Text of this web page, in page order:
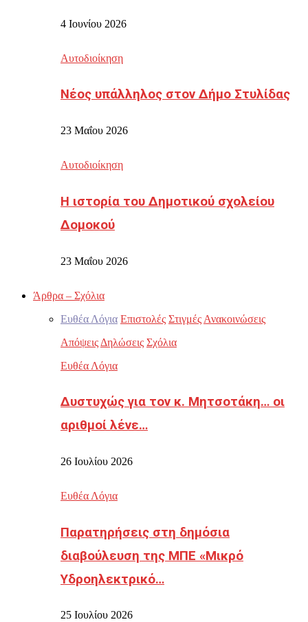
4 Ιουνίου 2026
Αυτοδιοίκηση
Νέος υπάλληλος στον Δήμο Στυλίδας
23 Μαΐου 2026
Αυτοδιοίκηση
Η ιστορία του Δημοτικού σχολείου
Δομοκού
23 Μαΐου 2026
Άρθρα – Σχόλια
Ευθέα Λόγια Επιστολές Στιγμές Ανακοινώσεις
Απόψεις Δηλώσεις Σχόλια
Ευθέα Λόγια
Δυστυχώς για τον κ. Μητσοτάκη… οι
αριθμοί λένε…
26 Ιουλίου 2026
Ευθέα Λόγια
Παρατηρήσεις στη δημόσια
διαβούλευση της ΜΠΕ «Μικρό
Υδροηλεκτρικό…
25 Ιουλίου 2026